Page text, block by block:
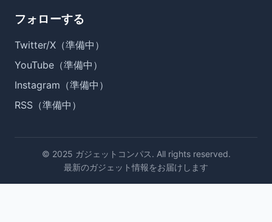
フォローする
Twitter/X（準備中）
YouTube（準備中）
Instagram（準備中）
RSS（準備中）
© 2025 ガジェットコンパス. All rights reserved.
最新のガジェット情報をお届けします